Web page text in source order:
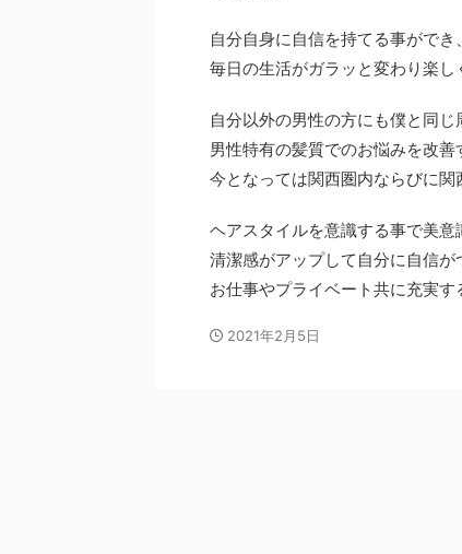
自分自身に自信を持てる事ができ、
毎日の生活がガラッと変わり楽し
自分以外の男性の方にも僕と同じ
男性特有の髪質でのお悩みを改善
今となっては関西圏内ならびに関
ヘアスタイルを意識する事で美意
清潔感がアップして自分に自信が
お仕事やプライベート共に充実す
2021年2月5日